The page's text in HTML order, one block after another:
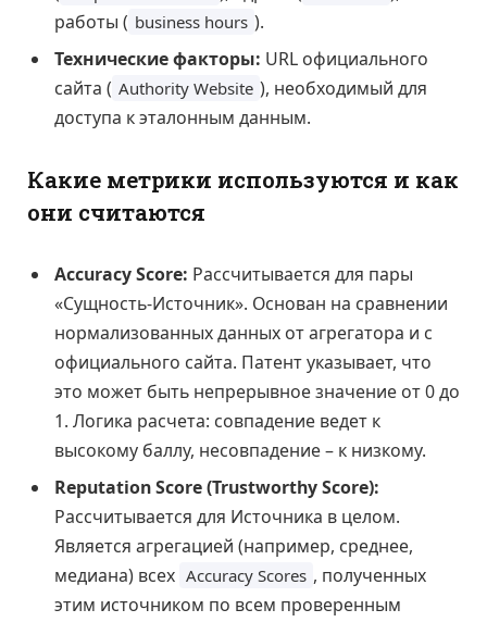
работы ( business hours ).
Технические факторы: URL официального
сайта ( Authority Website ), необходимый для
доступа к эталонным данным.
Какие метрики используются и как
они считаются
Accuracy Score: Рассчитывается для пары
«Сущность-Источник». Основан на сравнении
нормализованных данных от агрегатора и с
официального сайта. Патент указывает, что
это может быть непрерывное значение от 0 до
1. Логика расчета: совпадение ведет к
высокому баллу, несовпадение – к низкому.
Reputation Score (Trustworthy Score):
Рассчитывается для Источника в целом.
Является агрегацией (например, среднее,
медиана) всех Accuracy Scores , полученных
этим источником по всем проверенным